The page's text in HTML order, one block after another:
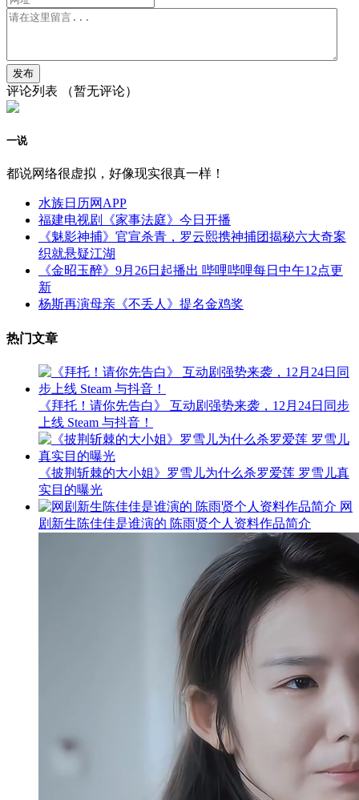
评论列表 （暂无评论）
一说
都说网络很虚拟，好像现实很真一样！
水族日历网APP
福建电视剧《家事法庭》今日开播
《魅影神捕》官宣杀青，罗云熙携神捕团揭秘六大奇案
织就悬疑江湖
《金昭玉醉》9月26日起播出 哔哩哔哩每日中午12点更
新
杨斯再演母亲《不丢人》提名金鸡奖
热门文章
《拜托！请你先告白》 互动剧强势来袭，12月24日同步
上线 Steam 与抖音！
《披荆斩棘的大小姐》罗雪儿为什么杀罗爱莲 罗雪儿真
实目的曝光
网
剧新生陈佳佳是谁演的 陈雨贤个人资料作品简介